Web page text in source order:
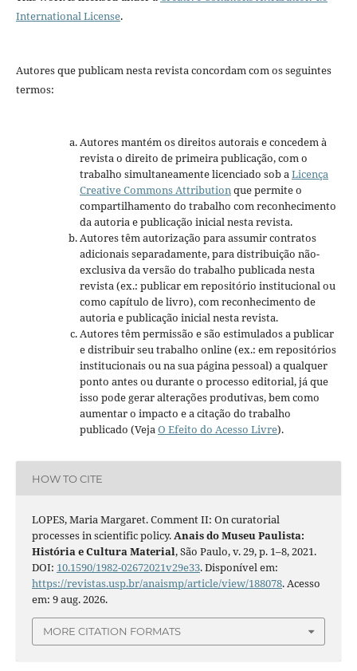
International License.
Autores que publicam nesta revista concordam com os seguintes
termos:
Autores mantém os direitos autorais e concedem à
revista o direito de primeira publicação, com o
trabalho simultaneamente licenciado sob aLicença
Creative Commons Attributionque permite o
compartilhamento do trabalho com reconhecimento
da autoria e publicação inicial nesta revista.
Autores têm autorização para assumir contratos
adicionais separadamente, para distribuição não-
exclusiva da versão do trabalho publicada nesta
revista (ex.: publicar em repositório institucional ou
como capítulo de livro), com reconhecimento de
autoria e publicação inicial nesta revista.
Autores têm permissão e são estimulados a publicar
e distribuir seu trabalho online (ex.: em repositórios
institucionais ou na sua página pessoal) a qualquer
ponto antes ou durante o processo editorial, já que
isso pode gerar alterações produtivas, bem como
aumentar o impacto e a citação do trabalho
publicado (VejaO Efeito do Acesso Livre).
HOW TO CITE
LOPES, Maria Margaret. Comment II: On curatorial
processes in scientific policy.Anais do Museu Paulista:
História e Cultura Material, São Paulo, v. 29, p. 1–8, 2021.
DOI: 10.1590/1982-02672021v29e33. Disponível em:
https://revistas.usp.br/anaismp/article/view/188078. Acesso
em: 9 aug. 2026.
MORE CITATION FORMATS